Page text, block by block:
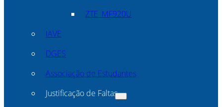
ZTE_MF920U
IAVE
DGES
Associação de Estudantes
Justificação de Faltas